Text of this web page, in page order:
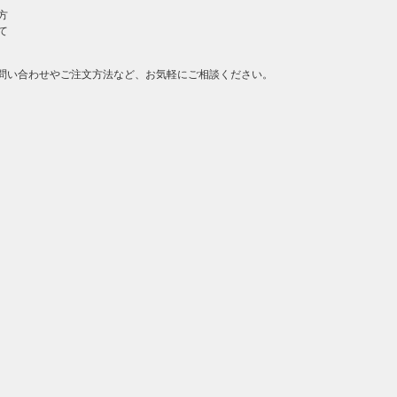
い合わせやご注文方法など、お気軽にご相談ください。